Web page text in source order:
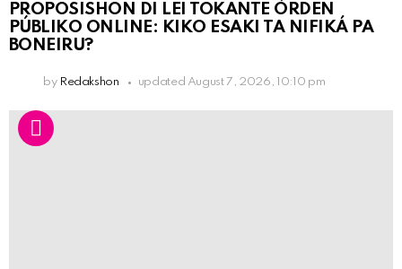
PROPOSISHON DI LEI TOKANTE ÒRDEN
PÚBLIKO ONLINE: KIKO ESAKI TA NIFIKÁ PA
BONEIRU?
by Redakshon updated August 7, 2026, 10:10 pm